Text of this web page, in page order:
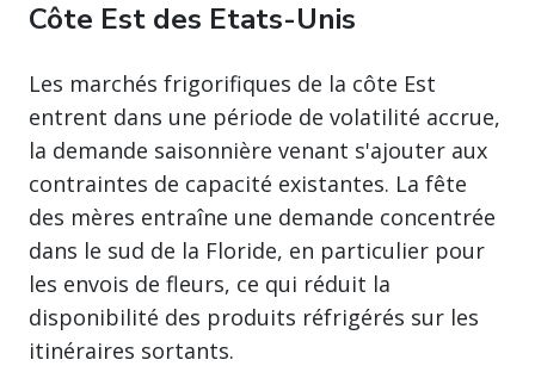
Côte Est des Etats-Unis
Les marchés frigorifiques de la côte Est
entrent dans une période de volatilité accrue,
la demande saisonnière venant s'ajouter aux
contraintes de capacité existantes. La fête
des mères entraîne une demande concentrée
dans le sud de la Floride, en particulier pour
les envois de fleurs, ce qui réduit la
disponibilité des produits réfrigérés sur les
itinéraires sortants.